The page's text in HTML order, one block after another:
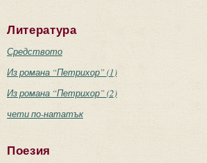
Литература
Средството
Из романа “Петрихор” (1)
Из романа “Петрихор” (2)
чети по-нататък
Поезия